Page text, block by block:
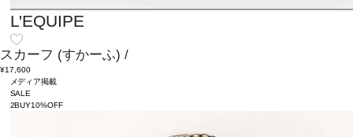
L'EQUIPE
スカーフ (すかーふ) /
¥17,600
メディア掲載
SALE
2BUY10%OFF